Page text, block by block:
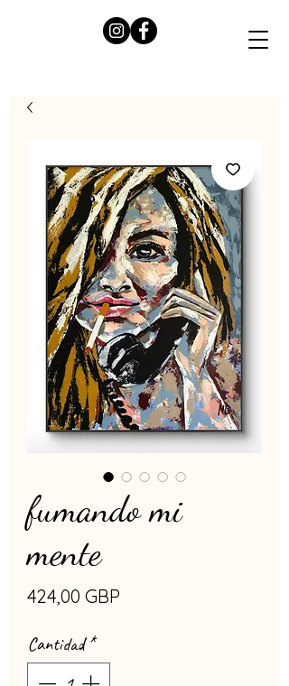
fumando mi
mente
424,00 GBP
Cantidad *